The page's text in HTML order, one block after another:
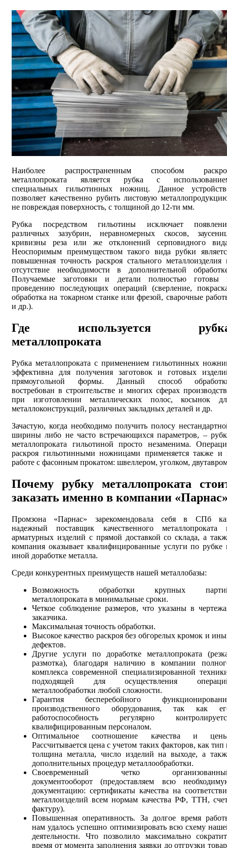
Наиболее распространенным способом
металлопроката является рубка с
специальных гильотинных ножниц. Данное
позволяет качественно рубить листовую
не повреждая поверхность, с толщиной до 12-ти мм.
Рубка посредством гильотины исключает
различных зазубрин, неравномерных скосов,
кривизны реза или же отклонений серповидного
Неоспоримым преимуществом такого вида рубки
повышенная точность раскроя стального металлоизделия
отсутствие необходимости в дополнительной
Получаемые заготовки и детали полностью готовы
проведению последующих операций (сверление,
обработка на токарном станке или фрезой, сварочные
и др.).
Где используется
металлопроката
Рубка металлопроката с применением гильотинных
эффективна для получения заготовок и готовых
прямоугольной формы. Данный способ
востребован в строительстве и многих сферах
при изготовлении металлических полос, косынок
металлоконструкций, различных закладных деталей и др.
Зачастую, когда необходимо получить полосу
ширины либо не часто встречающихся параметров, –
металлопроката гильотиной просто незаменима.
раскроя гильотинными ножницами применяется также и
работе с фасонным прокатом: швеллером, уголком,
Почему рубку металлопроката
заказать именно в компании
Промзона «Парнас» зарекомендовала себя в СПб
надежный поставщик качественного металлопроката
арматурных изделий с прямой доставкой со склада, а
компания оказывает квалифицированные услуги по рубке
иной доработке металла.
Среди конкурентных преимуществ нашей металлобазы:
Возможность обработки крупных
металлопроката в минимальные сроки.
Четкое соблюдение размеров, что указаны в
заказчика.
Максимальная точность обработки.
Высокое качество раскроя без обгорелых кромок и
дефектов.
Другие услуги по доработке металлопроката
размотка), благодаря наличию в компании
комплекса современной специализированной
подходящей для осуществления
металлообработки любой сложности.
Гарантия бесперебойного
производственного оборудования, так как
работоспособность регулярно
квалифицированным персоналом.
Оптимальное соотношение качества и
Рассчитывается цена с учетом таких факторов, как тип
толщина металла, число изделий на выходе, а
дополнительных процедур металлообработки.
Своевременный четко
документооборот (предоставляем всю
документацию: сертификаты качества на
металлоизделий всем нормам качества РФ, ТТН,
фактуру).
Повышенная оперативность. За долгое время
нам удалось успешно оптимизировать всю схему
деятельности. Что позволило максимально
время от момента заполнения заявки до отгрузки